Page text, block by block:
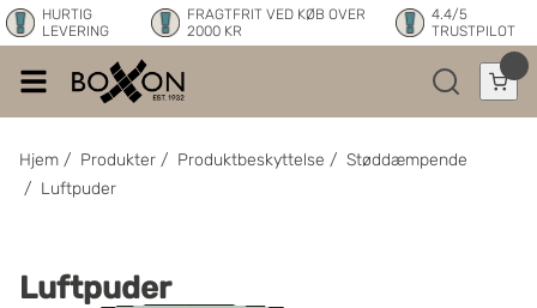
HURTIG
LEVERING
FRAGTFRIT VED KØB OVER
2000 KR
4.4/5
TRUSTPILOT
Hjem / Produkter / Produktbeskyttelse / Støddæmpende
/ Luftpuder
Luftpuder